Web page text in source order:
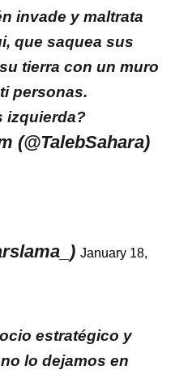
invade y maltrata
que saquea sus
tierra con un muro
personas.
izquierda?
(@TalebSahara)
January 18,
estratégico y
lo dejamos en